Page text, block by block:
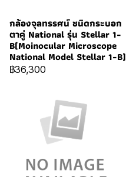
กล้องจุลทรรศน์ ชนิดกระบอก
ตาคู่ National รุ่น Stellar 1-
B(Moinocular Microscope
National Model Stellar 1-B)
฿36,300